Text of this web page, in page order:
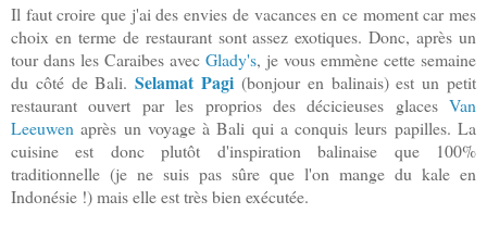
Il faut croire que j'ai des envies de vacances en ce moment car mes
choix en terme de restaurant sont assez exotiques. Donc, après un
tour dans les Caraibes avec Glady's, je vous emmène cette semaine
du côté de Bali.Selamat Pagi (bonjour en balinais) est un petit
restaurant ouvert par les proprios des décicieuses glaces Van
Leeuwen après un voyage à Bali qui a conquis leurs papilles. La
cuisine est donc plutôt d'inspiration balinaise que 100%
traditionnelle (je ne suis pas sûre que l'on mange du kale en
Indonésie !) mais elle est très bien exécutée.